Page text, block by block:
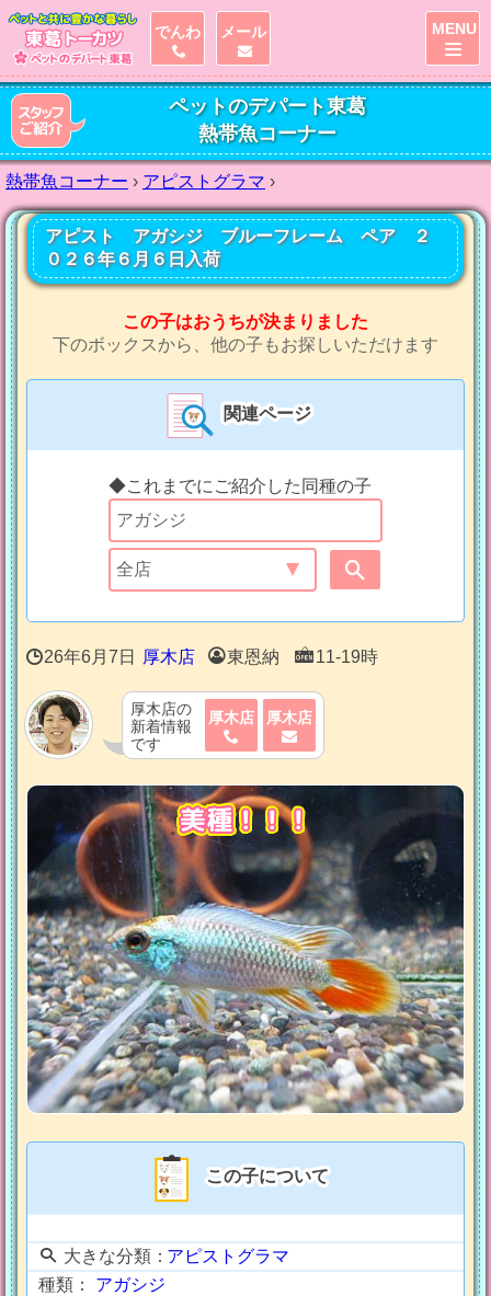
ペットのデパート東葛
熱帯魚コーナー
熱帯魚コーナー › アピストグラマ ›
アピスト アガシジ ブルーフレーム ペア ２
０２６年６月６日入荷
この子はおうちが決まりました
下のボックスから、他の子もお探しいただけます
関連ページ
◆これまでにご紹介した同種の子
26年6月7日 厚木店 東恩納 11-19時
厚木店の
新着情報
です
厚木店 厚木店
美種！！！
この子について
大きな分類：アピストグラマ
種類： アガシジ
でんわ メール MENU